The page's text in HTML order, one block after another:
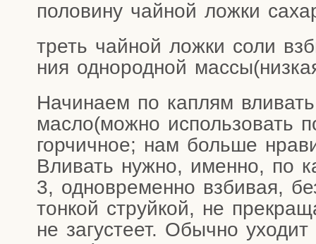
поло­ви­ну чай­ной лож­ки
треть чай­ной лож­ки соли
ния одно­род­ной
Начи­на­ем по кап­лям
масло(можно исполь­зо­вать
гор­чич­ное; нам боль­ше
Вли­вать нуж­но, имен­но, по
3, одно­вре­мен­но взби­вая,
тон­кой струй­кой, не
не загу­сте­ет. Обыч­но